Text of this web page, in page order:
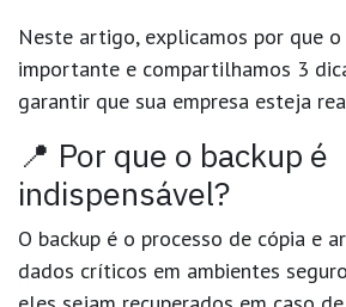
Neste artigo, explicamos por que o
importante e compartilhamos 3
garantir que sua empresa esteja
📍 Por que o backup é
indispensável?
O backup é o processo de cópia e
dados críticos em ambientes